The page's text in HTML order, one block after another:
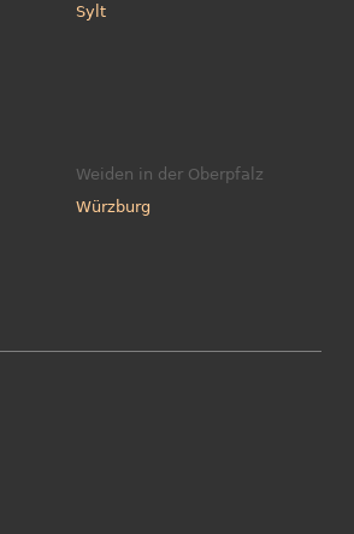
Sylt
Weiden in der Oberpfalz
Würzburg